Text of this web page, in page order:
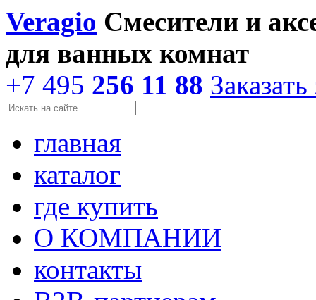
Veragio Смесители и
для ванных комнат
+7 495 256 11 88
главная
каталог
где купить
О КОМПАНИИ
контакты